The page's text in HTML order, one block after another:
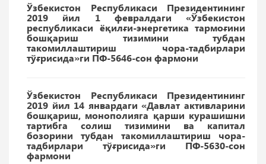
Ўзбекистон Республикаси Президентининг
2019 йил 1 февралдаги «Ўзбекистон
республикаси ёқилғи-энергетика тармоғини
бошқариш тизимини тубдан
такомиллаштириш чора-тадбирлари
тўғрисида»ги ПФ-5646-сон фармони
Ўзбекистон Республикаси Президентининг
2019 йил 14 январдаги «Давлат активларини
бошқариш, монополияга қарши курашишни
тартибга солиш тизимини ва капитал
бозорини тубдан такомиллаштириш чора-
тадбирлари тўғрисида»ги ПФ-5630-сон
фармони